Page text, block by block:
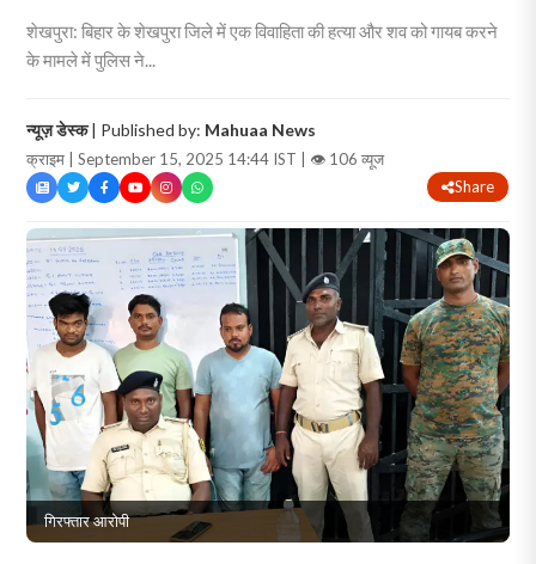
शेखपुरा: बिहार के शेखपुरा जिले में एक विवाहिता की हत्या और शव को गायब करने
के मामले में पुलिस ने...
न्यूज़ डेस्क| Published by: Mahuaa News
क्राइम | September 15, 2025 14:44 IST | 👁 106 व्यूज
Share
गिरफ्तार आरोपी